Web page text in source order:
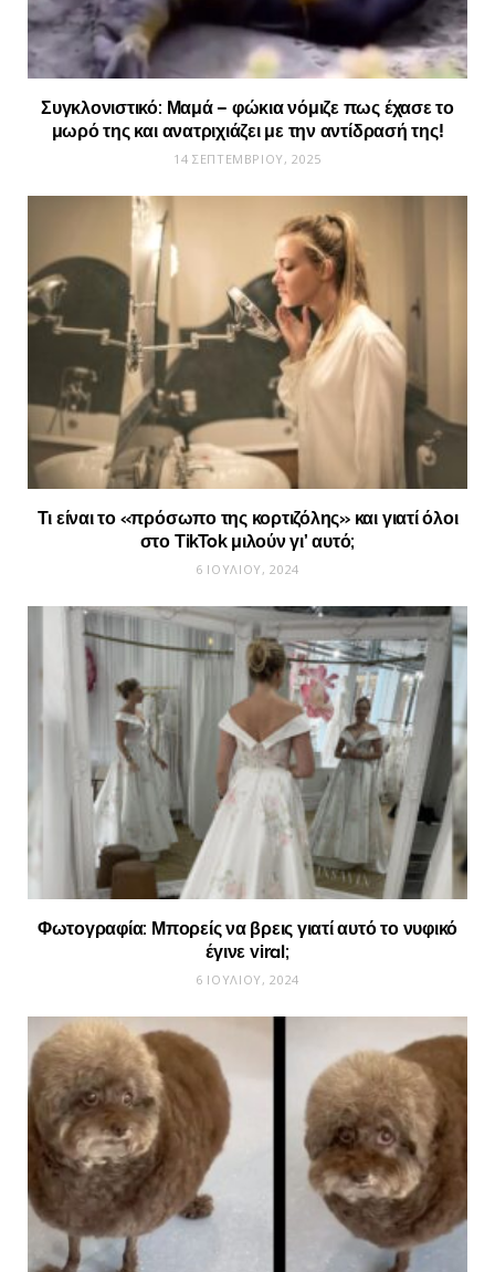
Συγκλονιστικό: Μαμά – φώκια νόμιζε πως έχασε το
μωρό της και ανατριχιάζει με την αντίδρασή της!
14 ΣΕΠΤΕΜΒΡΊΟΥ, 2025
Τι είναι το «πρόσωπο της κορτιζόλης» και γιατί όλοι
στο TikTok μιλούν γι’ αυτό;
6 ΙΟΥΛΊΟΥ, 2024
Φωτογραφία: Μπορείς να βρεις γιατί αυτό το νυφικό
έγινε viral;
6 ΙΟΥΛΊΟΥ, 2024